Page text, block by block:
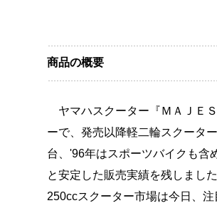
商品の概要
ヤマハスクーター『ＭＡＪＥ
ーで、発売以降軽二輪スクータ
台、'96年はスポーツバイクも含
と安定した販売実績を残しまし
250ccスクーター市場は今日、